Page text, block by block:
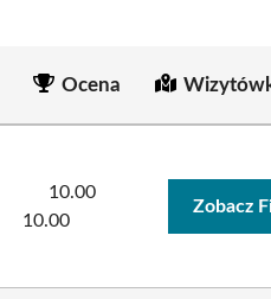
Ocena
10.00
10.00
Zobacz